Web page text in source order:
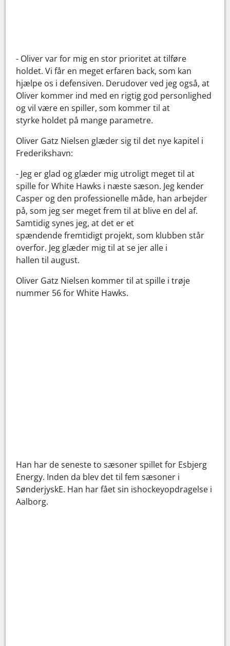
- Oliver var for mig en stor prioritet at tilføre
holdet. Vi får en meget erfaren back, som kan
hjælpe os i defensiven. Derudover ved jeg også, at
Oliver kommer ind med en rigtig god personlighed
og vil være en spiller, som kommer til at
styrke holdet på mange parametre.
Oliver Gatz Nielsen glæder sig til det nye kapitel i
Frederikshavn:
- Jeg er glad og glæder mig utroligt meget til at
spille for White Hawks i næste sæson. Jeg kender
Casper og den professionelle måde, han arbejder
på, som jeg ser meget frem til at blive en del af.
Samtidig synes jeg, at det er et
spændende fremtidigt projekt, som klubben står
overfor. Jeg glæder mig til at se jer alle i
hallen til august.
Oliver Gatz Nielsen kommer til at spille i trøje
nummer 56 for White Hawks.
Han har de seneste to sæsoner spillet for Esbjerg
Energy. Inden da blev det til fem sæsoner i
SønderjyskE. Han har fået sin ishockeyopdragelse i
Aalborg.